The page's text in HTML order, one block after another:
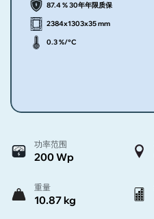
87.4 % 30年年限质保
2384x1303x35 mm
0.3 %/°C
功率范围
200 Wp
重量
10.87 kg